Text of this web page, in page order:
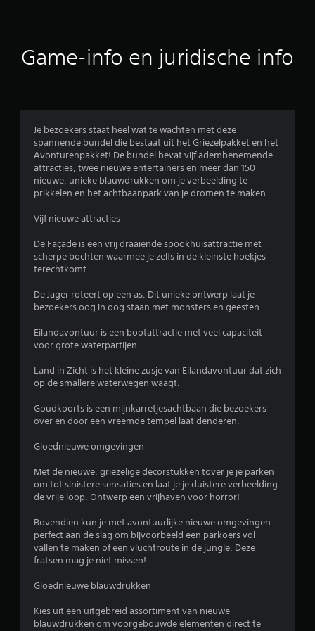
b
r
i
g
4
.
3
5
s
t
e
Game-info en juridische info
Je bezoekers staat heel wat te wachten met deze
spannende bundel die bestaat uit het Griezelpakket en het
Avonturenpakket! De bundel bevat vijf adembenemende
attracties, twee nieuwe entertainers en meer dan 150
nieuwe, unieke blauwdrukken om je verbeelding te
prikkelen en het achtbaanpark van je dromen te maken.
Vijf nieuwe attracties
De Façade is een vrij draaiende spookhuisattractie met
scherpe bochten waarmee je zelfs in de kleinste hoekjes
terechtkomt.
De Jager roteert op een as. Dit unieke ontwerp laat je
bezoekers oog in oog staan met monsters en geesten.
Eilandavontuur is een bootattractie met veel capaciteit
voor grote waterpartijen.
Land in Zicht is het kleine zusje van Eilandavontuur dat zich
op de smallere waterwegen waagt.
Goudkoorts is een mijnkarretjesachtbaan die bezoekers
over en door een vreemde tempel laat denderen.
Gloednieuwe omgevingen
Met de nieuwe, griezelige decorstukken tover je je parken
om tot sinistere sensaties en laat je je duistere verbeelding
de vrije loop. Ontwerp een vrijhaven voor horror!
Bovendien kun je met avontuurlijke nieuwe omgevingen
perfect aan de slag om bijvoorbeeld een parkoers vol
vallen te maken of een vluchtroute in de jungle. Deze
fratsen mag je niet missen!
Gloednieuwe blauwdrukken
Kies uit een uitgebreid assortiment van nieuwe
blauwdrukken om voorgebouwde elementen direct te